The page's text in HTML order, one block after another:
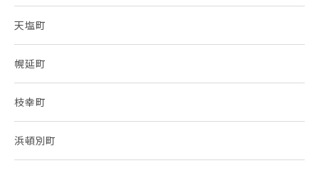
天塩町
幌延町
枝幸町
浜頓別町